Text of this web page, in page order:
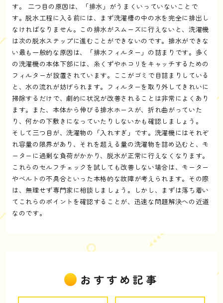
す。 二つ目の原因は、「排水」がうまくいっていないことで
す。脱水工程に入る前には、まず洗濯槽の中の水を完全に排出し
なければなりません。この排水がスムーズに行えないと、洗濯機
は次の脱水ステップに進むことができないのです。排水ができな
い最も一般的な原因は、「排水フィルター」の詰まりです。多く
の洗濯機の本体下部には、糸くずやホコリをキャッチするための
フィルターが設置されています。ここがゴミで目詰まりしている
と、水の流れが妨げられます。フィルターを取り外してきれいに
掃除するだけで、劇的に状況が改善されることは非常によくあり
ます。また、本体から伸びる排水ホースが、折れ曲がっていた
り、何かの下敷きになっていたりしないかも確認しましょう。
そして三つ目が、洗濯物の「入れすぎ」です。洗濯機にはそれぞ
れ容量の限界があり、それを超える量の洗濯物を詰め込むと、モ
ーターに過剰な負荷がかかり、脱水が正常に行えなくなります。
これらのセルフチェックを試しても改善しない場合は、モーター
やベルトの不具合といった本格的な故障が考えられます。その際
は、無理せず専門家に相談しましょう。しかし、まずは落ち着い
てこれらのポイントを確認することが、迅速な問題解決への近道
なのです。
おすすめ記事